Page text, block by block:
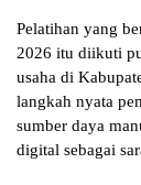
Pelatihan yang
2026 itu diikuti
usaha di
langkah nyata
sumber daya
digital sebagai